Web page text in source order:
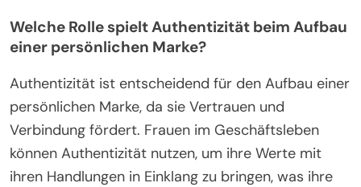
Welche Rolle spielt Authentizität beim Aufbau
einer persönlichen Marke?
Authentizität ist entscheidend für den Aufbau einer
persönlichen Marke, da sie Vertrauen und
Verbindung fördert. Frauen im Geschäftsleben
können Authentizität nutzen, um ihre Werte mit
ihren Handlungen in Einklang zu bringen, was ihre